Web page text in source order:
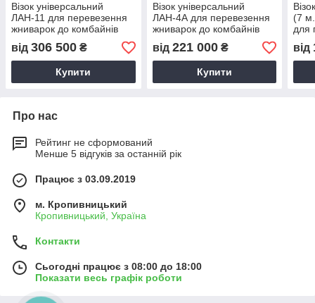
Візок універсальний
ЛАН-11 для перевезення
жниварок до комбайнів
10-12 м
від 306 500 ₴
Купити
Візок універсальний
ЛАН-4А для перевезення
жниварок до комбайнів
12,5 м
від 221 000₴
Купити
(7
для
від
Про нас
Рейтинг не сформований
Менше 5 відгуків за останній рік
Працює з 03.09.2019
м. Кропивницький
Кропивницький, Україна
Контакти
Сьогодні працює з 08:00 до 18:00
Показати весь графік роботи